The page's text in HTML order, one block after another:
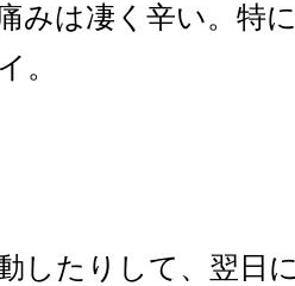
みは凄く辛い。特
。
したりして、翌日